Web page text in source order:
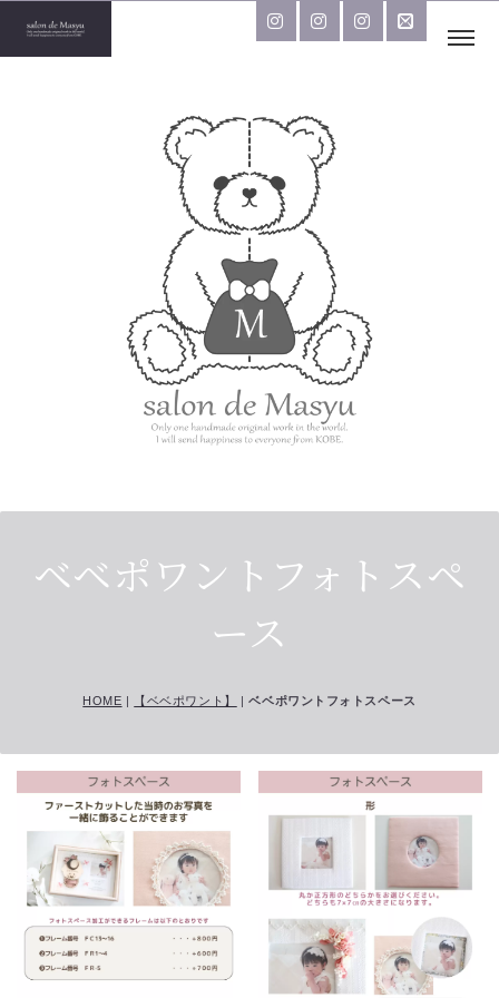
ベベポワントフォトスペ
ース
HOME | 【ベベポワント】 |ベベポワントフォトスペース